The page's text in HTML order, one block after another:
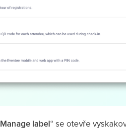
Manage label“ se otevře